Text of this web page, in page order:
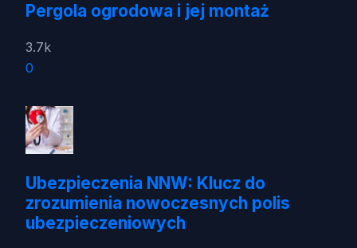
Pergola ogrodowa i jej montaż
3.7k
0
Ubezpieczenia NNW: Klucz do
zrozumienia nowoczesnych polis
ubezpieczeniowych